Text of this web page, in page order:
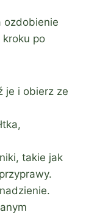
ozdobienie
po
je i obierz ze
takie jak